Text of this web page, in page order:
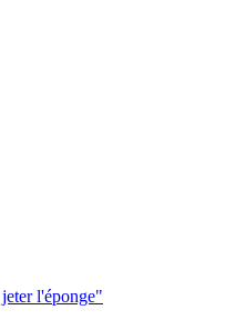
l'éponge"